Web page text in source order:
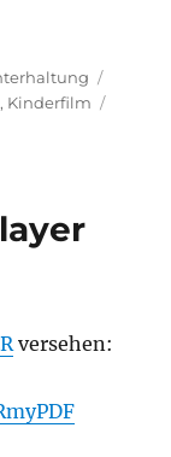
, Kinderfilm
versehen: